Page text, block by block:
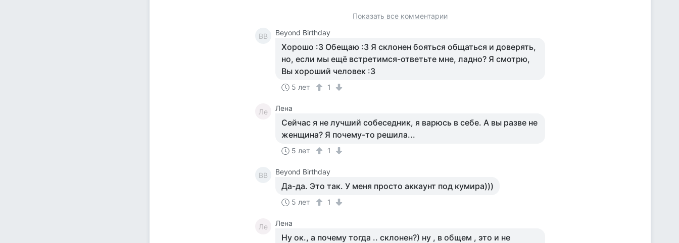
Показать все комментарии
BB Beyond Birthday
Хорошо :3 Обещаю :3 Я склонен бояться общаться и доверять,
но, если мы ещё встретимся-ответьте мне, ладно? Я смотрю,
Вы хороший человек :3
5 лет 1
Ле Лена
Сейчас я не лучший собеседник, я варюсь в себе. А вы разве не
женщина? Я почему-то решила...
5 лет 1
BB Beyond Birthday
Да-да. Это так. У меня просто аккаунт под кумира)))
5 лет 1
Ле Лена
Ну ок., а почему тогда .. склонен?) ну , в общем , это и не